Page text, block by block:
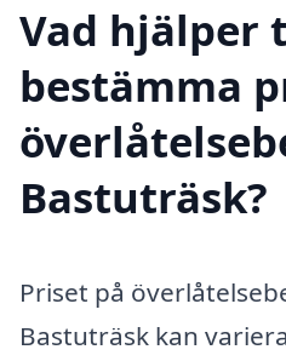
Vad hjälper
bestämma
Bastuträsk?
Priset på
Bastuträsk kan